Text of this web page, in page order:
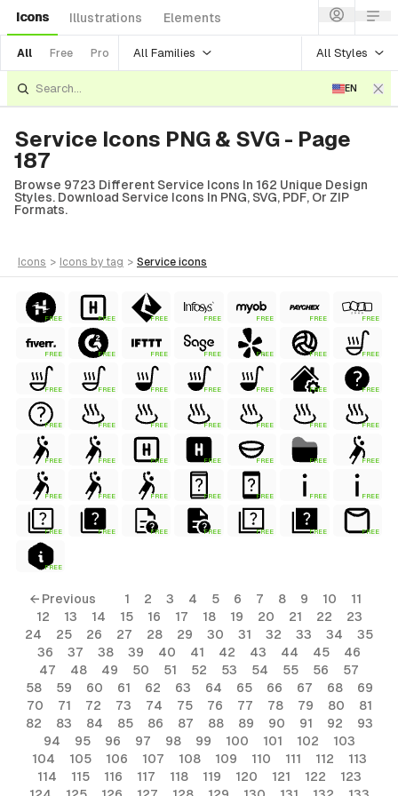
Icons Illustrations Elements
All Free Pro All Families All Styles
EN
Service Icons PNG & SVG - Page
187
Browse 9723 Different Service Icons In 162 Unique Design
Styles. Download Service Icons In PNG, SVG, PDF, Or ZIP
Formats.
icons > icons by tag > service icons
FREE FREE FREE FREE FREE FREE FREE
FREE FREE FREE FREE FREE FREE FREE
FREE FREE FREE FREE FREE FREE FREE
FREE FREE FREE FREE FREE FREE FREE
FREE FREE FREE FREE FREE FREE FREE
FREE FREE FREE FREE FREE FREE FREE
FREE FREE FREE FREE FREE FREE FREE
FREE
← Previous 1 2 3 4 5 6 7 8 9 10
11
12
13 14 15 16 17 18 19 20 21 22
23
24
25 26 27 28 29 30 31 32 33 34
35
36
37 38 39 40 41 42 43 44 45
46
47
48 49 50 51 52 53 54 55 56
57
58
59 60 61 62 63 64 65 66 67 68
69
70
71 72 73 74 75 76 77 78 79 80
81
82
83 84 85 86 87 88 89 90 91 92
93
94
95 96 97 98 99 100 101 102
103
104
105 106 107 108 109 110 111 112
113
114
115 116 117 118 119 120 121 122
123